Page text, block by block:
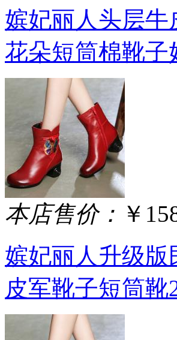
嫔妃丽人头层牛
花朵短筒棉靴子
本店售价： ￥
嫔妃丽人升级
皮军靴子短筒靴